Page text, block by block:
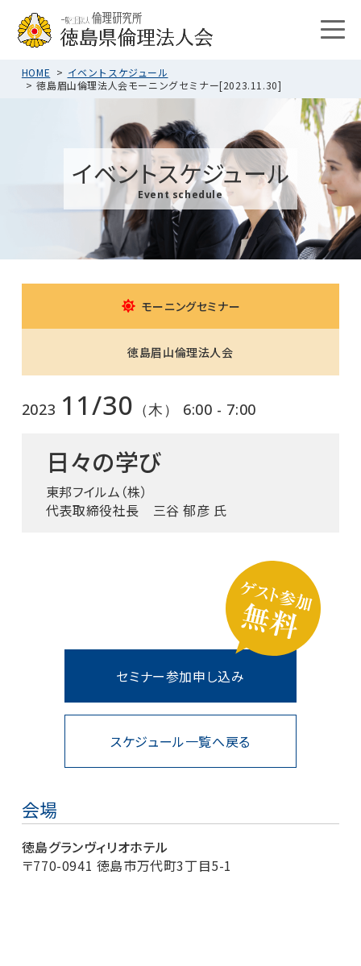
HOME
イベントスケジュール
徳島眉山倫理法人会モーニングセミナー[2023.11.30]
イベントスケジュール
Event schedule
モーニングセミナー
徳島眉山倫理法人会
2023 11/30 （木） 6:00 - 7:00
日々の学び
東邦フイルム（株）
代表取締役社長 三谷 郁彦 氏
スケジュール一覧へ戻る
セミナー参加申し込み
会場
徳島グランヴィリオホテル
〒770-0941 徳島市万代町3丁目5-1